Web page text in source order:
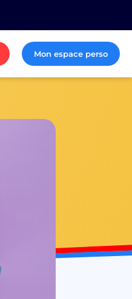
Mon espace perso